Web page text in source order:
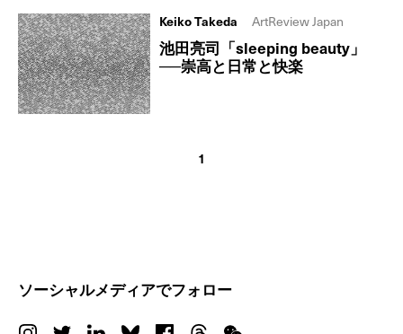
池田亮司「sleeping beauty」
──崇高と日常と快楽
Keiko Takeda ArtReview Japan
1
ソーシャルメディアでフォロー